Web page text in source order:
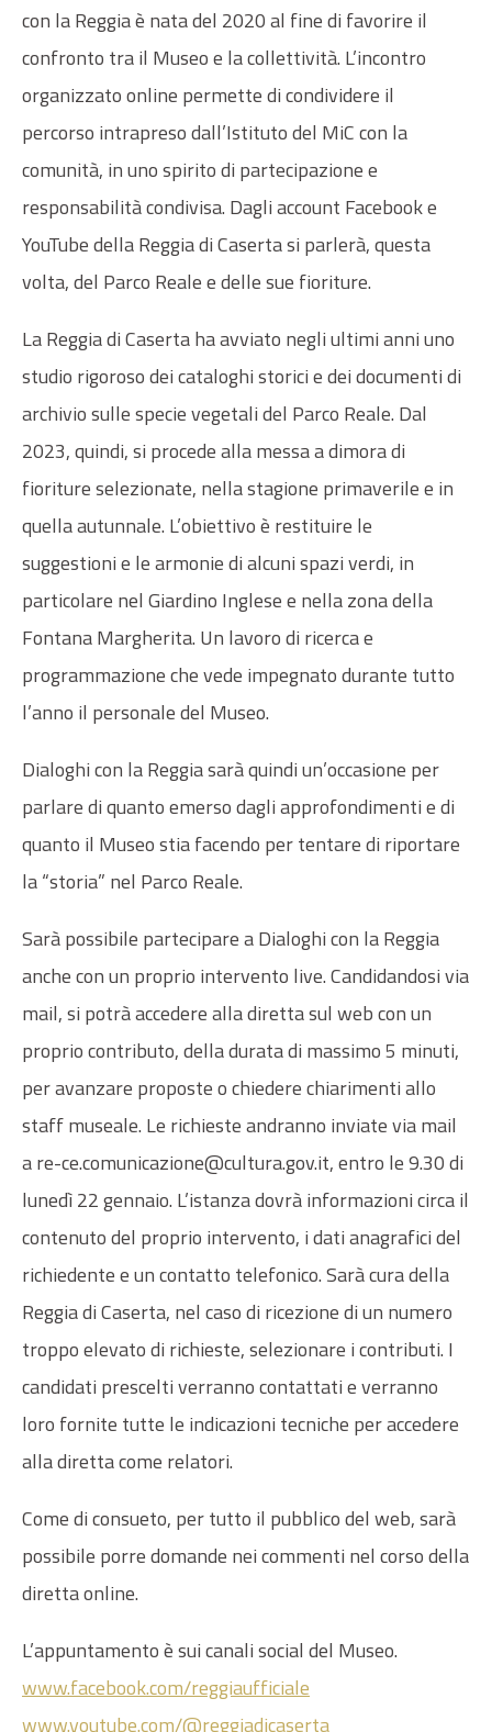
con la Reggia è nata del 2020 al fine di favorire il
confronto tra il Museo e la collettività. L’incontro
organizzato online permette di condividere il
percorso intrapreso dall’Istituto del MiC con la
comunità, in uno spirito di partecipazione e
responsabilità condivisa. Dagli account Facebook e
YouTube della Reggia di Caserta si parlerà, questa
volta, del Parco Reale e delle sue fioriture.
La Reggia di Caserta ha avviato negli ultimi anni uno
studio rigoroso dei cataloghi storici e dei documenti di
archivio sulle specie vegetali del Parco Reale. Dal
2023, quindi, si procede alla messa a dimora di
fioriture selezionate, nella stagione primaverile e in
quella autunnale. L’obiettivo è restituire le
suggestioni e le armonie di alcuni spazi verdi, in
particolare nel Giardino Inglese e nella zona della
Fontana Margherita. Un lavoro di ricerca e
programmazione che vede impegnato durante tutto
l’anno il personale del Museo.
Dialoghi con la Reggia sarà quindi un’occasione per
parlare di quanto emerso dagli approfondimenti e di
quanto il Museo stia facendo per tentare di riportare
la “storia” nel Parco Reale.
Sarà possibile partecipare a Dialoghi con la Reggia
anche con un proprio intervento live. Candidandosi via
mail, si potrà accedere alla diretta sul web con un
proprio contributo, della durata di massimo 5 minuti,
per avanzare proposte o chiedere chiarimenti allo
staff museale. Le richieste andranno inviate via mail
a re-ce.comunicazione@cultura.gov.it, entro le 9.30 di
lunedì 22 gennaio. L’istanza dovrà informazioni circa il
contenuto del proprio intervento, i dati anagrafici del
richiedente e un contatto telefonico. Sarà cura della
Reggia di Caserta, nel caso di ricezione di un numero
troppo elevato di richieste, selezionare i contributi. I
candidati prescelti verranno contattati e verranno
loro fornite tutte le indicazioni tecniche per accedere
alla diretta come relatori.
Come di consueto, per tutto il pubblico del web, sarà
possibile porre domande nei commenti nel corso della
diretta online.
L’appuntamento è sui canali social del Museo.
www.facebook.com/reggiaufficiale
www.youtube.com/@reggiadicaserta